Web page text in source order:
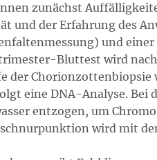
zunächst
und der Erfahrung des
und
Bluttest wird
der
eine DNA-Analyse. Bei
entzogen, um
wird mit